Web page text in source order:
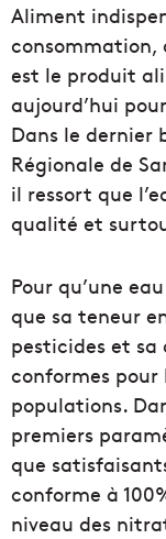
Aliment
consommation,
est le produit
aujourd’hui
Dans le dernier
Régionale de
il ressort que
qualité et
Pour qu’une
que sa teneur
pesticides et
conformes
populations.
premiers
que
conforme à
niveau des